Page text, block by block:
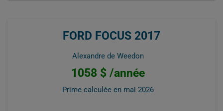
FORD FOCUS 2017
Alexandre de Weedon
1058 $ /année
Prime calculée en mai 2026